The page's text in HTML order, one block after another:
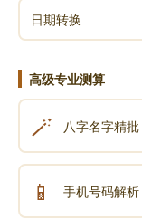
日期转换
高级专业测算
🪄 八字名字精批
📱 手机号码解析